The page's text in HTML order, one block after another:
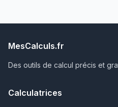
MesCalculs.fr
Des outils de calcul précis et
Calculatrices